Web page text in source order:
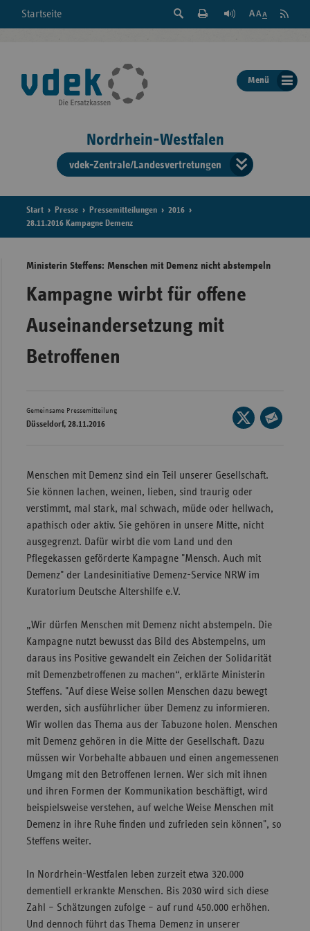
Startseite
Suche
der
Seite
Feed
Menü
Nordrhein-Westfalen
vdek-Zentrale/Landesvertretungen
der
Start Presse Pressemitteilungen
2016
28.11.2016 Kampagne Demenz
Ministerin Steffens: Menschen mit Demenz nicht abstempeln
Kampagne wirbt für offene
Auseinandersetzung mit
Betroffenen
Gemeinsame Pressemitteilung
Düsseldorf, 28.11.2016
Seite
auf
Menschen mit Demenz sind ein Teil unserer Gesellschaft.
Sie können lachen, weinen, lieben, sind traurig oder
verstimmt, mal stark, mal schwach, müde oder hellwach,
apathisch oder aktiv. Sie gehören in unsere Mitte, nicht
ausgegrenzt. Dafür wirbt die vom Land und den
Pflegekassen geförderte Kampagne "Mensch. Auch mit
Demenz" der Landesinitiative Demenz-Service NRW im
Kuratorium Deutsche Altershilfe e.V.
„Wir dürfen Menschen mit Demenz nicht abstempeln. Die
Kampagne nutzt bewusst das Bild des Abstempelns, um
daraus ins Positive ge­wandelt ein Zeichen der Solidarität
mit Demenzbetroffenen zu machen“, erklärte Ministerin
Steffens. "Auf diese Weise sollen Men­schen dazu bewegt
werden, sich ausführlicher über Demenz zu informieren.
Wir wollen das Thema aus der Tabuzone holen. Menschen
mit Demenz gehören in die Mitte der Gesellschaft. Dazu
müssen wir Vorbehalte abbauen und einen angemessenen
Umgang mit den Betroffenen lernen. Wer sich mit ihnen
und ihren Formen der Kommunikation beschäftigt, wird
beispielsweise verstehen, auf welche Weise Menschen mit
Demenz in ihre Ruhe finden und zufrieden sein können", so
Steffens weiter.
In Nordrhein-Westfalen leben zurzeit etwa 320.000
dementiell erkrankte Menschen. Bis 2030 wird sich diese
Zahl – Schätzungen zufolge – auf rund 450.000 erhöhen.
Und dennoch führt das Thema Demenz in unserer